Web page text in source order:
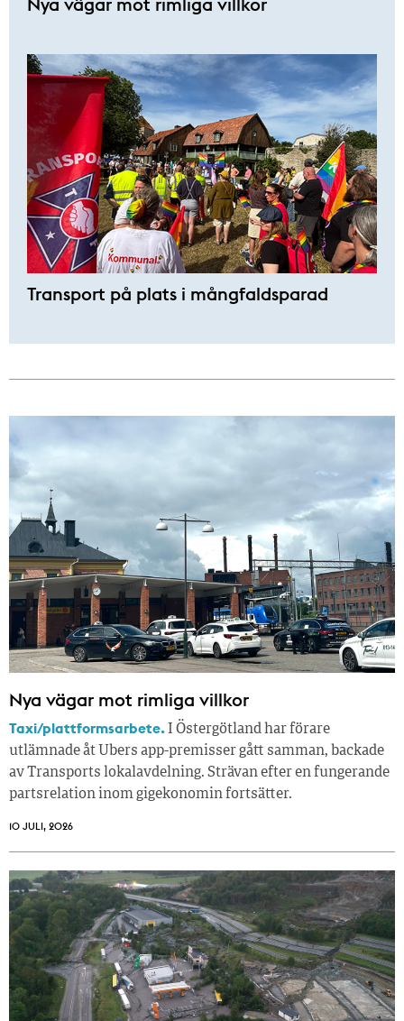
Transport på plats i mångfaldsparad
Nya vägar mot rimliga villkor
Taxi/plattformsarbete. I Östergötland har förare
utlämnade åt Ubers app-premisser gått samman, backade
av Transports lokalavdelning. Strävan efter en fungerande
partsrelation inom gigekonomin fortsätter.
10 JULI, 2026